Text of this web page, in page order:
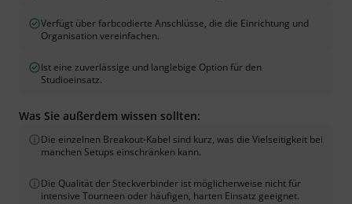
Verfügt über farbcodierte Anschlüsse, die die Einrichtung und
Organisation vereinfachen.
Ist eine zuverlässige und langlebige Option für den
Studioeinsatz.
Was Sie außerdem wissen sollten:
Die einzelnen Breakout-Kabel sind kurz, was die Vielseitigkeit bei
manchen Setups einschränken kann.
Die Qualität der Steckverbinder ist möglicherweise nicht für
intensive Tourneen oder häufigen, harten Einsatz geeignet.